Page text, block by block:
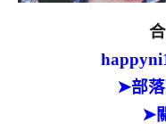
➤部
➤